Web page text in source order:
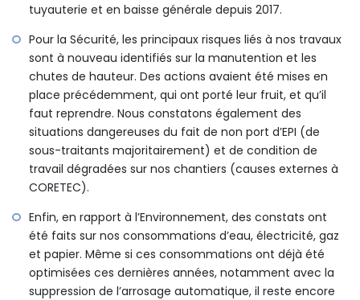
tuyauterie et en baisse générale depuis 2017.
Pour la Sécurité, les principaux risques liés à nos travaux
sont à nouveau identifiés sur la manutention et les
chutes de hauteur. Des actions avaient été mises en
place précédemment, qui ont porté leur fruit, et qu’il
faut reprendre. Nous constatons également des
situations dangereuses du fait de non port d’EPI (de
sous-traitants majoritairement) et de condition de
travail dégradées sur nos chantiers (causes externes à
CORETEC).
Enfin, en rapport à l’Environnement, des constats ont
été faits sur nos consommations d’eau, électricité, gaz
et papier. Même si ces consommations ont déjà été
optimisées ces dernières années, notamment avec la
suppression de l’arrosage automatique, il reste encore